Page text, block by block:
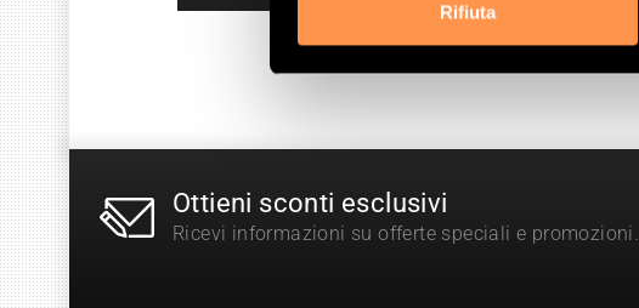
Rifiuta
Ottieni sconti esclusivi
Ricevi informazioni su offerte speciali e promozioni.